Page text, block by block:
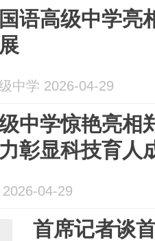
语高级中学亮
中学 2026-04-29
中学惊艳亮相
彰显科技育人
04-29
首席记者谈